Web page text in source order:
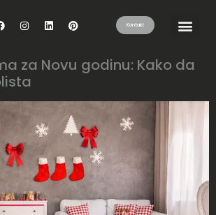
Kontakt
za Novu godinu: Kako da